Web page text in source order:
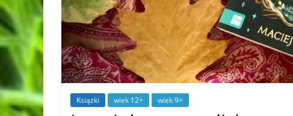
Książki wiek 12+ wiek 9+